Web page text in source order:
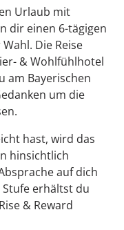
Urlaub mit
dir einen 6-tägigen
Die Reise
& Wohlfühlhotel
am Bayerischen
um die
hast, wird das
hinsichtlich
auf dich
erhältst du
& Reward